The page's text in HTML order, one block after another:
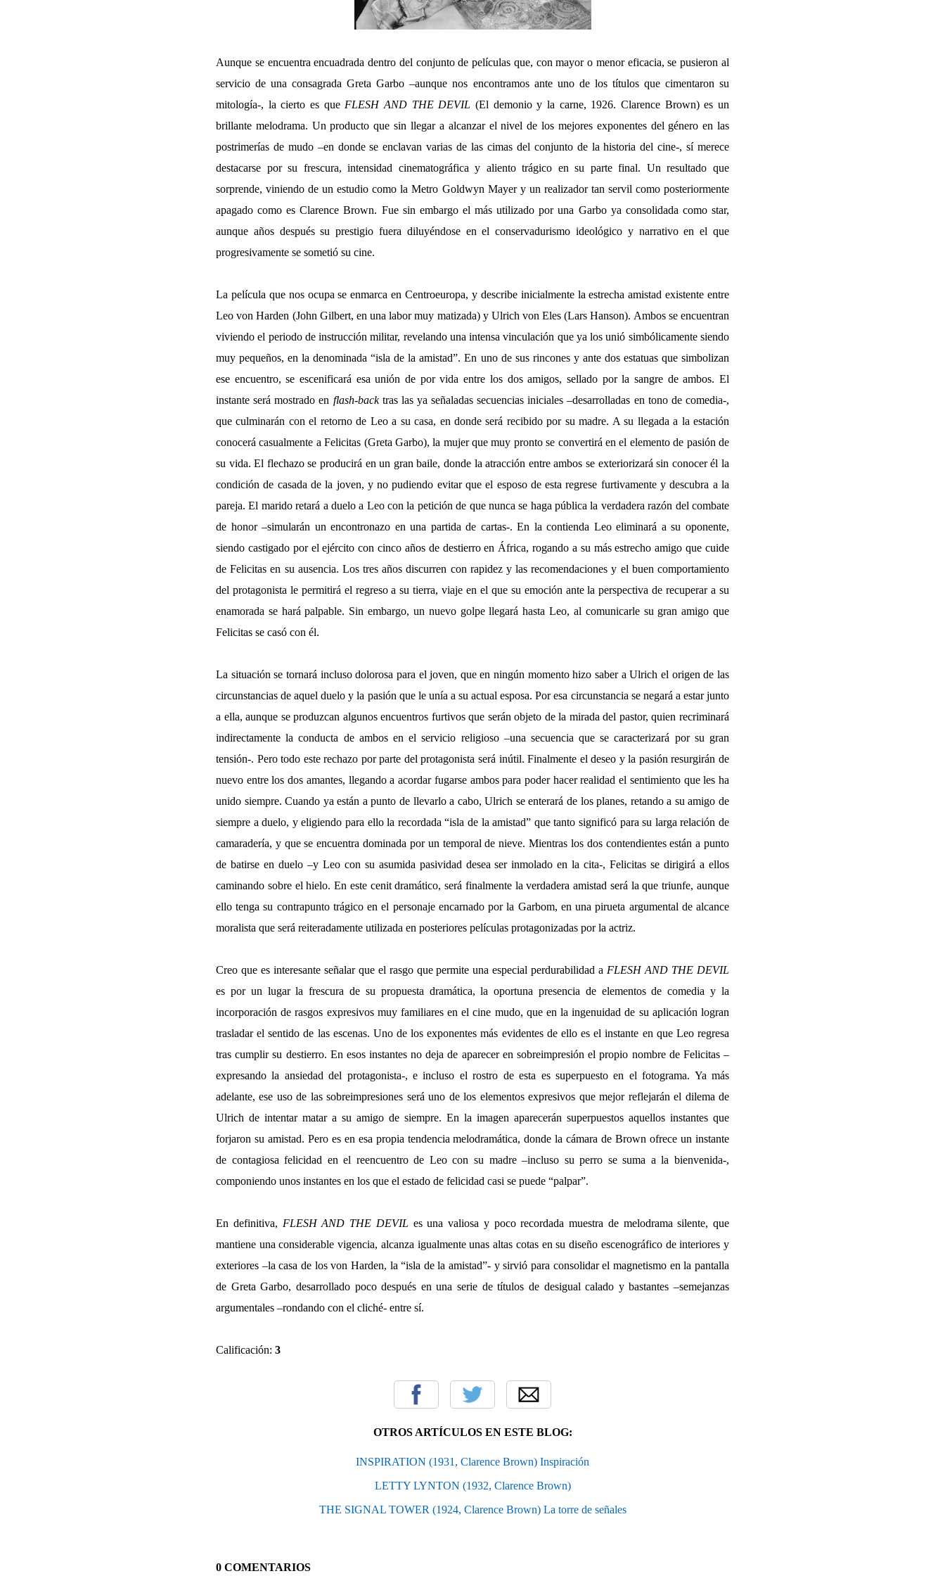
Aunque se encuentra encuadrada dentro del conjunto de películas que, con mayor o menor eficacia, se pusieron al
servicio de una consagrada Greta Garbo –aunque nos encontramos ante uno de los títulos que cimentaron su
mitología-, la cierto es que FLESH AND THE DEVIL(El demonio y la carne, 1926. Clarence Brown) es un
brillante melodrama. Un producto que sin llegar a alcanzar el nivel de los mejores exponentes del género en las
postrimerías de mudo –en donde se enclavan varias de las cimas del conjunto de la historia del cine-, sí merece
destacarse por su frescura, intensidad cinematográfica y aliento trágico en su parte final. Un resultado que
sorprende, viniendo de un estudio como la Metro Goldwyn Mayer y un realizador tan servil como posteriormente
apagado como es Clarence Brown. Fue sin embargo el más utilizado por una Garbo ya consolidada como star,
aunque años después su prestigio fuera diluyéndose en el conservadurismo ideológico y narrativo en el que
progresivamente se sometió su cine.
La película que nos ocupa se enmarca en Centroeuropa, y describe inicialmente la estrecha amistad existente entre
Leo von Harden (John Gilbert, en una labor muy matizada) y Ulrich von Eles (Lars Hanson). Ambos se encuentran
viviendo el periodo de instrucción militar, revelando una intensa vinculación que ya los unió simbólicamente siendo
muy pequeños, en la denominada “isla de la amistad”. En uno de sus rincones y ante dos estatuas que simbolizan
ese encuentro, se escenificará esa unión de por vida entre los dos amigos, sellado por la sangre de ambos. El
instante será mostrado en flash-backtras las ya señaladas secuencias iniciales –desarrolladas en tono de comedia-,
que culminarán con el retorno de Leo a su casa, en donde será recibido por su madre. A su llegada a la estación
conocerá casualmente a Felicitas (Greta Garbo), la mujer que muy pronto se convertirá en el elemento de pasión de
su vida. El flechazo se producirá en un gran baile, donde la atracción entre ambos se exteriorizará sin conocer él la
condición de casada de la joven, y no pudiendo evitar que el esposo de esta regrese furtivamente y descubra a la
pareja. El marido retará a duelo a Leo con la petición de que nunca se haga pública la verdadera razón del combate
de honor –simularán un encontronazo en una partida de cartas-. En la contienda Leo eliminará a su oponente,
siendo castigado por el ejército con cinco años de destierro en África, rogando a su más estrecho amigo que cuide
de Felicitas en su ausencia. Los tres años discurren con rapidez y las recomendaciones y el buen comportamiento
del protagonista le permitirá el regreso a su tierra, viaje en el que su emoción ante la perspectiva de recuperar a su
enamorada se hará palpable. Sin embargo, un nuevo golpe llegará hasta Leo, al comunicarle su gran amigo que
Felicitas se casó con él.
La situación se tornará incluso dolorosa para el joven, que en ningún momento hizo saber a Ulrich el origen de las
circunstancias de aquel duelo y la pasión que le unía a su actual esposa. Por esa circunstancia se negará a estar junto
a ella, aunque se produzcan algunos encuentros furtivos que serán objeto de la mirada del pastor, quien recriminará
indirectamente la conducta de ambos en el servicio religioso –una secuencia que se caracterizará por su gran
tensión-. Pero todo este rechazo por parte del protagonista será inútil. Finalmente el deseo y la pasión resurgirán de
nuevo entre los dos amantes, llegando a acordar fugarse ambos para poder hacer realidad el sentimiento que les ha
unido siempre. Cuando ya están a punto de llevarlo a cabo, Ulrich se enterará de los planes, retando a su amigo de
siempre a duelo, y eligiendo para ello la recordada “isla de la amistad” que tanto significó para su larga relación de
camaradería, y que se encuentra dominada por un temporal de nieve. Mientras los dos contendientes están a punto
de batirse en duelo –y Leo con su asumida pasividad desea ser inmolado en la cita-, Felicitas se dirigirá a ellos
caminando sobre el hielo. En este cenit dramático, será finalmente la verdadera amistad será la que triunfe, aunque
ello tenga su contrapunto trágico en el personaje encarnado por la Garbom, en una pirueta argumental de alcance
moralista que será reiteradamente utilizada en posteriores películas protagonizadas por la actriz.
Creo que es interesante señalar que el rasgo que permite una especial perdurabilidad a FLESH AND THE DEVIL
es por un lugar la frescura de su propuesta dramática, la oportuna presencia de elementos de comedia y la
incorporación de rasgos expresivos muy familiares en el cine mudo, que en la ingenuidad de su aplicación logran
trasladar el sentido de las escenas. Uno de los exponentes más evidentes de ello es el instante en que Leo regresa
tras cumplir su destierro. En esos instantes no deja de aparecer en sobreimpresión el propio nombre de Felicitas –
expresando la ansiedad del protagonista-, e incluso el rostro de esta es superpuesto en el fotograma. Ya más
adelante, ese uso de las sobreimpresiones será uno de los elementos expresivos que mejor reflejarán el dilema de
Ulrich de intentar matar a su amigo de siempre. En la imagen aparecerán superpuestos aquellos instantes que
forjaron su amistad. Pero es en esa propia tendencia melodramática, donde la cámara de Brown ofrece un instante
de contagiosa felicidad en el reencuentro de Leo con su madre –incluso su perro se suma a la bienvenida-,
componiendo unos instantes en los que el estado de felicidad casi se puede “palpar”.
En definitiva, FLESH AND THE DEVIL es una valiosa y poco recordada muestra de melodrama silente, que
mantiene una considerable vigencia, alcanza igualmente unas altas cotas en su diseño escenográfico de interiores y
exteriores –la casa de los von Harden, la “isla de la amistad”- y sirvió para consolidar el magnetismo en la pantalla
de Greta Garbo, desarrollado poco después en una serie de títulos de desigual calado y bastantes –semejanzas
argumentales –rondando con el cliché- entre sí.
Calificación: 3
OTROS ARTÍCULOS EN ESTE BLOG:
INSPIRATION (1931, Clarence Brown) Inspiración
LETTY LYNTON (1932, Clarence Brown)
THE SIGNAL TOWER (1924, Clarence Brown) La torre de señales
0 COMENTARIOS